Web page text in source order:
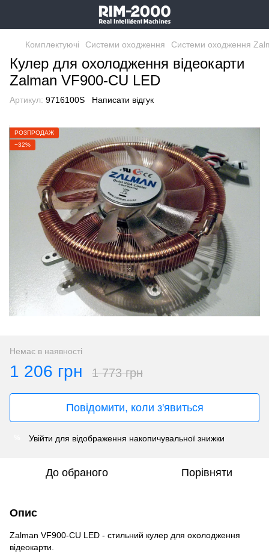
Комплектуючі Системи оходження Системи оходження
Кулер для охолодження відеокарти
Zalman VF900-CU LED
Артикул: 9716100S Написати відгук
РОЗПРОДАЖ
−32%
Немає в наявності
1 206 грн 1 773 грн
Повідомити, коли з'явиться
Увійти для відображення накопичувальної знижки
До обраного Порівняти
Опис
Zalman VF900-CU LED - стильний кулер для охолодження
відеокарти.